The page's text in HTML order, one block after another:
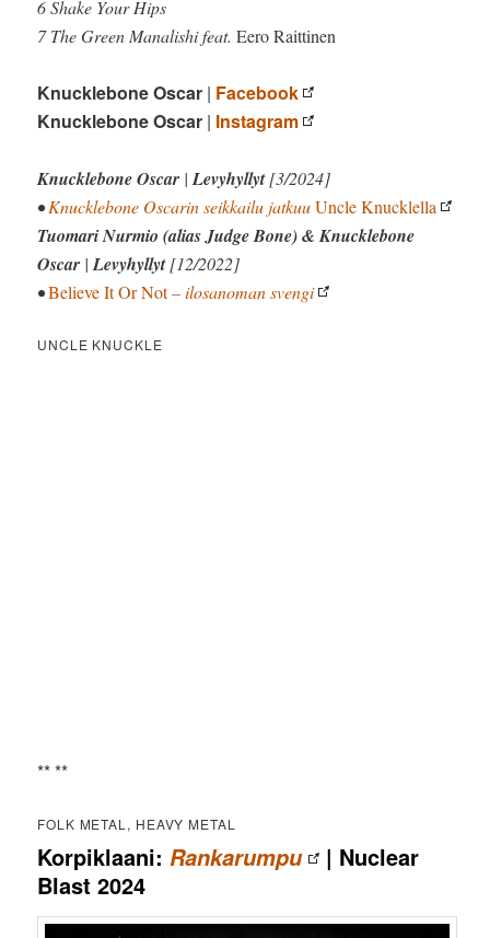
6 Shake Your Hips
7 The Green Manalishi feat.Eero Raittinen
Knucklebone Oscar | Facebook
Knucklebone Oscar | Instagram
Knucklebone Oscar |Levyhyllyt[3/2024]
•Knucklebone Oscarin seikkailu jatkuuUncle Knucklella
Tuomari Nurmio (alias Judge Bone) & Knucklebone
Oscar |Levyhyllyt[12/2022]
•Believe It Or Not– ilosanoman svengi
UNCLE KNUCKLE
** **
FOLK METAL, HEAVY METAL
Korpiklaani:Rankarumpu
| Nuclear
Blast 2024